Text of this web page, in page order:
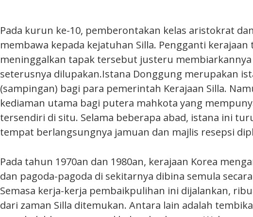
Pada kurun ke-10, pemberontakan kelas aristokrat
membawa kepada kejatuhan Silla. Pengganti
meninggalkan tapak tersebut justeru membiarkannya
seterusnya dilupakan.Istana Donggung merupakan
(sampingan) bagi para pemerintah Kerajaan Silla.
kediaman utama bagi putera mahkota yang
tersendiri di situ. Selama beberapa abad, istana ini
tempat berlangsungnya jamuan dan majlis resepsi
Pada tahun 1970an dan 1980an, kerajaan Korea
dan pagoda-pagoda di sekitarnya dibina semula
Semasa kerja-kerja pembaikpulihan ini dijalankan,
dari zaman Silla ditemukan. Antara lain adalah